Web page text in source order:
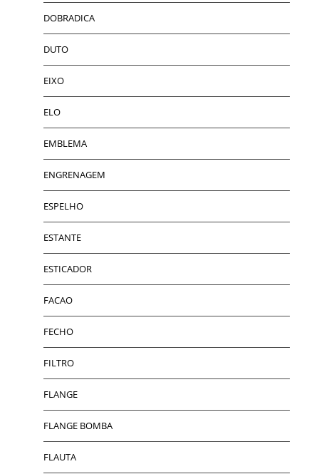
DOBRADICA
DUTO
EIXO
ELO
EMBLEMA
ENGRENAGEM
ESPELHO
ESTANTE
ESTICADOR
FACAO
FECHO
FILTRO
FLANGE
FLANGE BOMBA
FLAUTA